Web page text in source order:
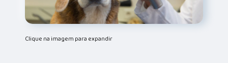
Clique na imagem para expandir